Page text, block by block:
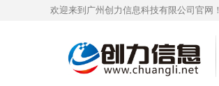
欢迎来到广州创力信息科技有限公司官网！